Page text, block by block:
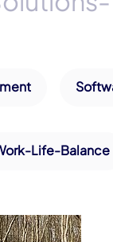
Life-Balance